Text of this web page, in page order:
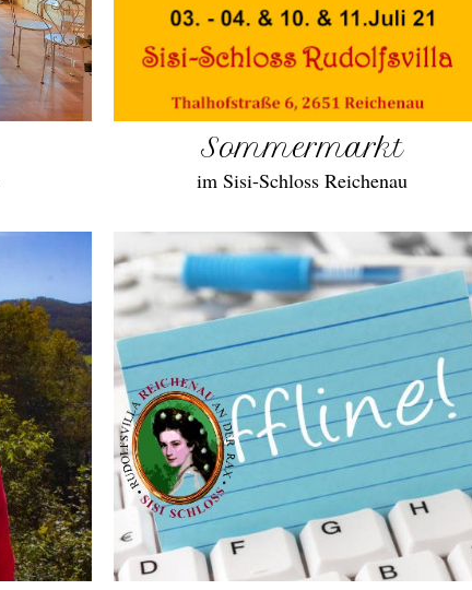
Sommermarkt
im Sisi-Schloss Reichenau